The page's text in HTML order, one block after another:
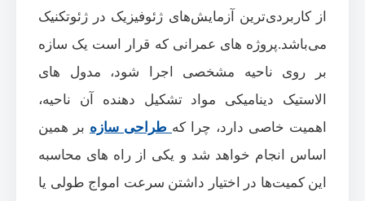
از کاربردی‌ترین آزمایش‌های ژئوفیزیک در ژئوتکنیک
می‌باشد.پروژه ‌های عمرانی که قرار است یک سازه
بر روی ناحیه مشخصی اجرا شود، مدول های
الاستیک دینامیکی مواد تشکیل‌ دهنده آن ناحیه،
اهمیت خاصی دارد، چرا که طراحی سازه بر همین
اساس انجام خواهد شد و یکی از را‌ه‌ های محاسبه‌
این کمیت‌‌ها در اختیار داشتن سرعت امواج طولی یا